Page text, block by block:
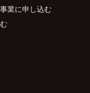
業に申し込む